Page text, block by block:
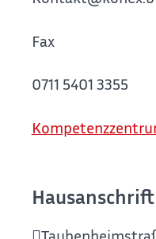
Fax
0711 5401 3355
Hausanschrift